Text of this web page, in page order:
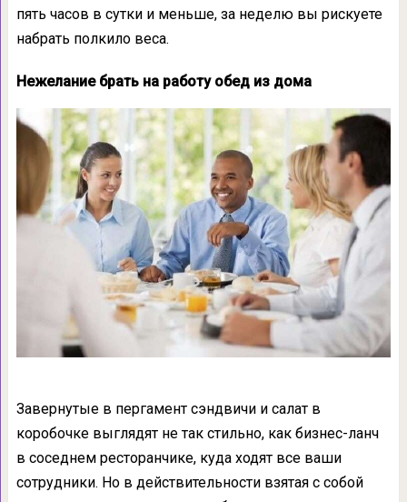
пять часов в сутки и меньше, за неделю вы рискуете
набрать полкило веса.
Нежелание брать на работу обед из дома
Завернутые в пергамент сэндвичи и салат в
коробочке выглядят не так стильно, как бизнес-ланч
в соседнем ресторанчике, куда ходят все ваши
сотрудники. Но в действительности взятая с собой